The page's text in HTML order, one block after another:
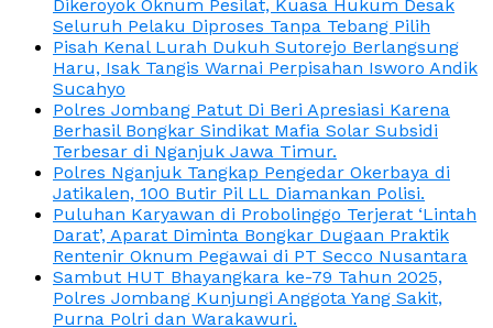
Dikeroyok Oknum Pesilat, Kuasa Hukum Desak
Seluruh Pelaku Diproses Tanpa Tebang Pilih
Pisah Kenal Lurah Dukuh Sutorejo Berlangsung
Haru, Isak Tangis Warnai Perpisahan Isworo Andik
Sucahyo
Polres Jombang Patut Di Beri Apresiasi Karena
Berhasil Bongkar Sindikat Mafia Solar Subsidi
Terbesar di Nganjuk Jawa Timur.
Polres Nganjuk Tangkap Pengedar Okerbaya di
Jatikalen, 100 Butir Pil LL Diamankan Polisi.
Puluhan Karyawan di Probolinggo Terjerat ‘Lintah
Darat’, Aparat Diminta Bongkar Dugaan Praktik
Rentenir Oknum Pegawai di PT Secco Nusantara
Sambut HUT Bhayangkara ke-79 Tahun 2025,
Polres Jombang Kunjungi Anggota Yang Sakit,
Purna Polri dan Warakawuri.